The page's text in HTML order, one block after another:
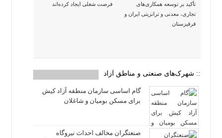
تأکید بر توسعه همکاری‌های
تجاری، معدنی و ترانزیتی ایران و
قرقیزستان
فرصت شغلی ایجاد کرده‌اند
:: شهرک‌های صنعتی و مناطق آزاد
گام اساسی سازمان منطقه آزاد کیش
برای مسکن بومیان و شاغلان
صنعتگران مخالف احداث نیروگاه